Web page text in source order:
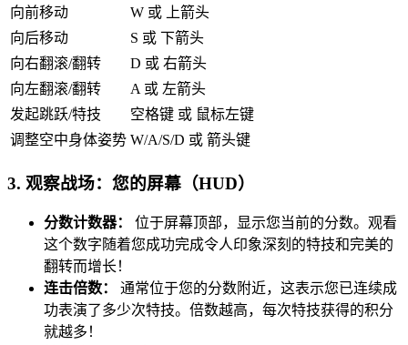
向前移动
W 或 上箭头
向后移动
S 或 下箭头
向右翻滚/翻转
D 或 右箭头
向左翻滚/翻转
A 或 左箭头
发起跳跃/特技
空格键 或 鼠标左键
调整空中身体姿势 W/A/S/D 或 箭头键
3. 观察战场：您的屏幕（HUD）
分数计数器：
位于屏幕顶部，显示您当前的分数。观看
这个数字随着您成功完成令人印象深刻的特技和完美的
翻转而增长！
连击倍数：
通常位于您的分数附近，这表示您已连续成
功表演了多少次特技。倍数越高，每次特技获得的积分
就越多！